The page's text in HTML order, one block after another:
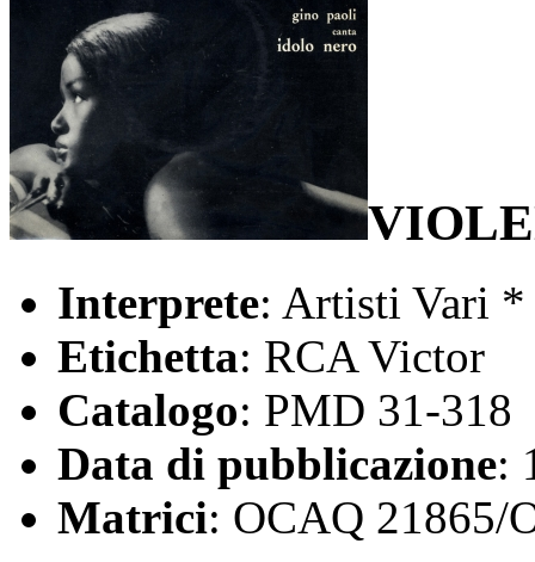
Interprete: Artisti Vari *
Etichetta: RCA Victor
Catalogo: PMD 31-318
Data di pubblicazione:
Matrici: OCAQ 21865/